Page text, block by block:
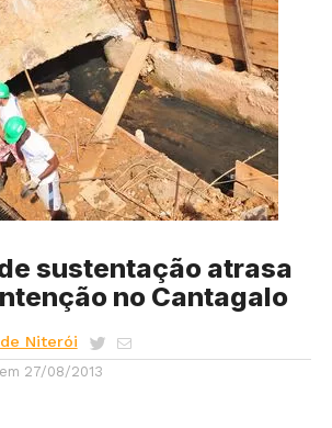
sustentação atrasa
no Cantagalo
Niterói
27/08/2013